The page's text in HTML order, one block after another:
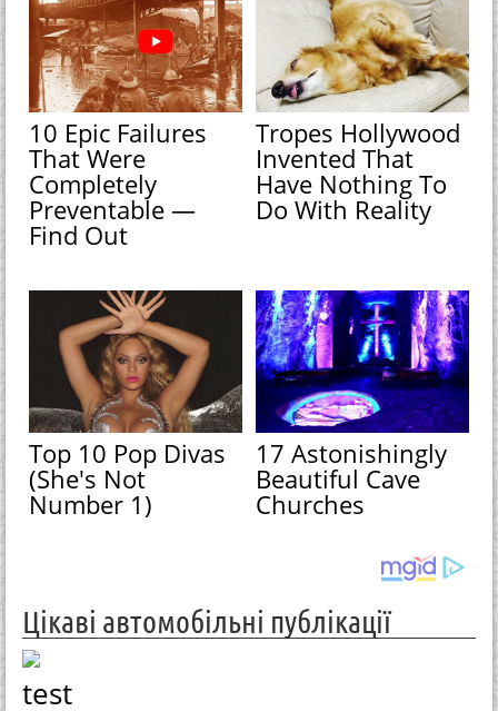
10 Epic Failures
That Were
Completely
Preventable —
Find Out
Tropes Hollywood
Invented That
Have Nothing To
Do With Reality
Top 10 Pop Divas
(She's Not
Number 1)
17 Astonishingly
Beautiful Cave
Churches
Цікаві автомобільні публікації
test